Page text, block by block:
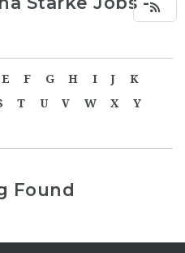
E F G H I J
K
T U V W X
Y
Found